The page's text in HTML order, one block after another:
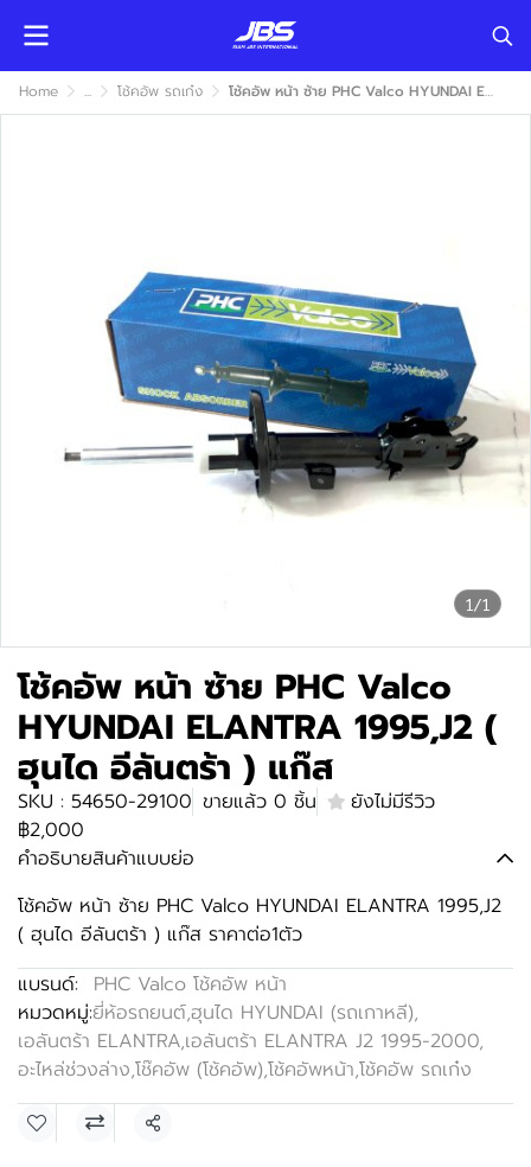
Home ... โช้คอัพ รถเก๋ง โช้คอัพ หน้า ซ้าย PHC Valco HYUNDAI ELANTRA 1995,J2 ( ฮุนได อีลันตร้า ) แก๊ส
1/1
โช้คอัพ หน้า ซ้าย PHC Valco
HYUNDAI ELANTRA 1995,J2 (
ฮุนได อีลันตร้า ) แก๊ส
SKU : 54650-29100 ขายแล้ว 0 ชิ้น
ยังไม่มีรีวิว
฿2,000
คำอธิบายสินค้าแบบย่อ
โช้คอัพ หน้า ซ้าย PHC Valco HYUNDAI ELANTRA 1995,J2
( ฮุนได อีลันตร้า ) แก๊ส ราคาต่อ1ตัว
แบรนด์:
PHC Valco โช้คอัพ หน้า
หมวดหมู่:ยี่ห้อรถยนต์,ฮุนได HYUNDAI (รถเกาหลี),
เอลันตร้า ELANTRA,เอลันตร้า ELANTRA J2 1995-2000,
อะไหล่ช่วงล่าง,โช๊คอัพ (โช้คอัพ),โช้คอัพหน้า,โช้คอัพ รถเก๋ง
แชร์